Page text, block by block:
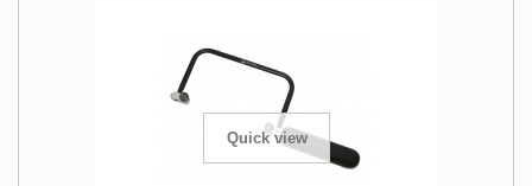
Quick view